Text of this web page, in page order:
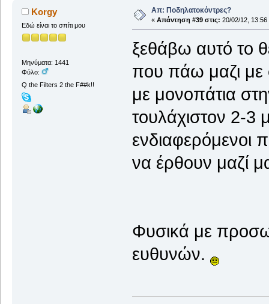
Korgy
Εδώ είναι το σπίτι μου
Μηνύματα: 1441
Φύλο:
Q the Filters 2 the F##k!!
Απ: Ποδηλατοκόντρες?
« Απάντηση #39 στις: 20/02/12, 13:56
ξεθάβω αυτό το
που πάω μαζι με
με μονοπάτια
τουλάχιστον 2-3
ενδιαφερόμενοι
να έρθουν μαζί
Φυσικά με
ευθυνών.